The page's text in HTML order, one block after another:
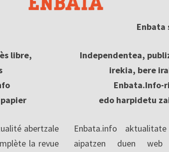
libre,
abertzale
la revue
Enbata
Independentea,
irekia, bere
Enbata.Info-
edo harpidetu
Enbata.info
aipatzen duen